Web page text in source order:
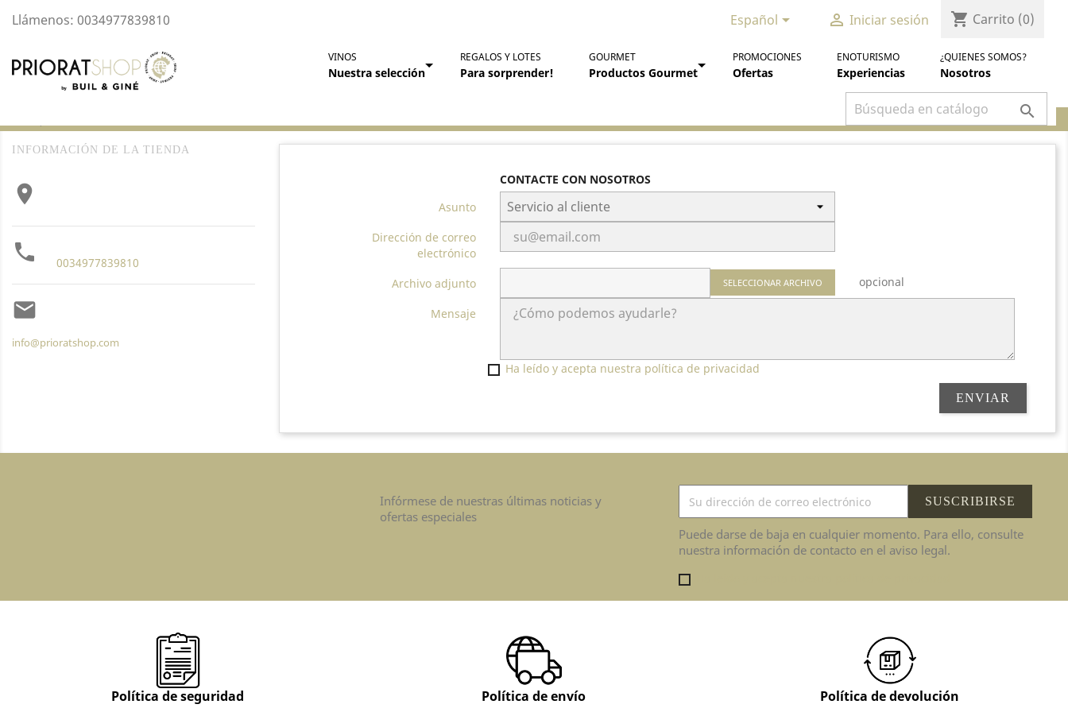
Llámenos: 0034977839810 Español  Iniciar sesión shopping_cart Carrito (0)
VINOS
Nuestra selección
REGALOS Y LOTES
Para sorprender!
GOURMET
Productos Gourmet
PROMOCIONES
Ofertas
ENOTURISMO
Experiencias
¿QUIENES SOMOS?
Nosotros

INFORMACIÓN DE LA TIENDA


0034977839810

info@prioratshop.com
CONTACTE CON NOSOTROS
Asunto
Dirección de correo
electrónico
Archivo adjunto
SELECCIONAR ARCHIVO opcional
Mensaje
Ha leído y acepta nuestra política de privacidad
Infórmese de nuestras últimas noticias y
ofertas especiales
Puede darse de baja en cualquier momento. Para ello, consulte
nuestra información de contacto en el aviso legal.
Política de seguridad Política de envío Política de devolución